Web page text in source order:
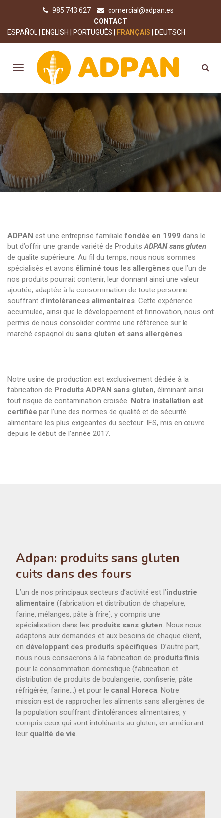
985 743 627
comercial@adpan.es
CONTACT
ESPAÑOL
ENGLISH PORTUGUÊS FRANÇAIS DEUTSCH
ADPAN est une entreprise familiale fondée en 1999 dans le
but d’offrir une grande variété de Produits ADPAN sans gluten
de qualité supérieure. Au fil du temps, nous nous sommes
spécialisés et avons éliminé tous les allergènes que l’un de
nos produits pourrait contenir, leur donnant ainsi une valeur
ajoutée, adaptée à la consommation de toute personne
souffrant d’intolérances alimentaires . Cette expérience
accumulée, ainsi que le développement et l’innovation, nous ont
permis de nous consolider comme une référence sur le
marché espagnol du sans gluten et sans allergènes
Notre usine de production est exclusivement dédiée à la
fabrication de Produits ADPAN sans gluten, éliminant ainsi
tout risque de contamination croisée. Notre installation est
certifiée par l’une des normes de qualité et de sécurité
alimentaire les plus exigeantes du secteur: IFS, mis en œuvre
depuis le début de l’année 2017.
Adpan: produits sans gluten
cuits dans des fours
L’un de nos principaux secteurs d’activité est l’industrie
alimentaire (fabrication et distribution de chapelure,
farine, mélanges, pâte à frire), y compris une
spécialisation dans les produits sans gluten . Nous nous
adaptons aux demandes et aux besoins de chaque client,
en développant des produits spécifiques . D’autre part,
nous nous consacrons à la fabrication de produits finis
pour la consommation domestique (fabrication et
distribution de produits de boulangerie, confiserie, pâte
réfrigérée, farine…) et pour le canal Horeca . Notre
mission est de rapprocher les aliments sans allergènes de
la population souffrant d’intolérances alimentaires, y
compris ceux qui sont intolérants au gluten, en améliorant
leur qualité de vie